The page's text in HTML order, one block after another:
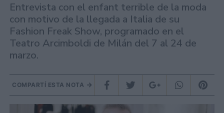
Entrevista con el enfant terrible de la moda
con motivo de la llegada a Italia de su
Fashion Freak Show, programado en el
Teatro Arcimboldi de Milán del 7 al 24 de
marzo.
COMPARTÍ ESTA NOTA